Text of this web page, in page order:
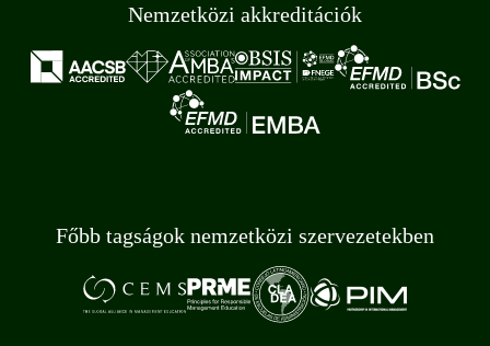
Nemzetközi akkreditációk
Főbb tagságok nemzetközi szervezetekben